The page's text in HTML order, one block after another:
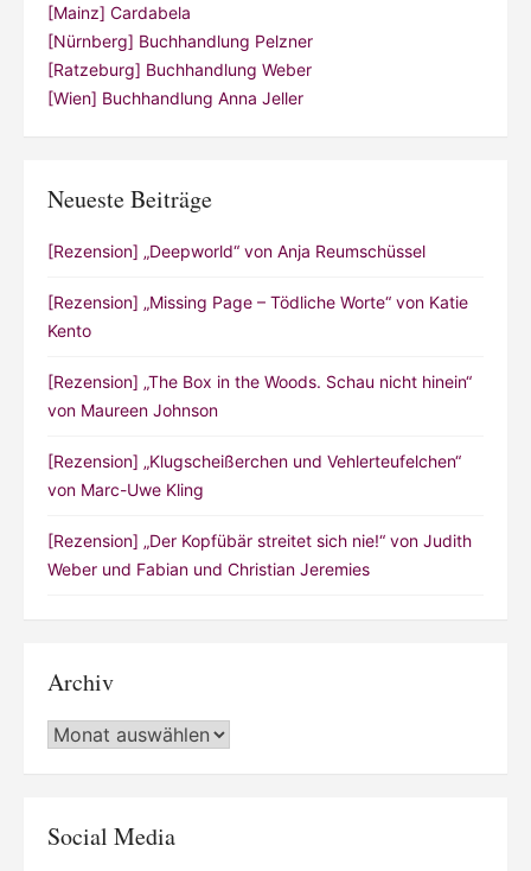
[Mainz] Cardabela
[Nürnberg] Buchhandlung Pelzner
[Ratzeburg] Buchhandlung Weber
[Wien] Buchhandlung Anna Jeller
Neueste Beiträge
[Rezension] „Deepworld“ von Anja Reumschüssel
[Rezension] „Missing Page – Tödliche Worte“ von Katie
Kento
[Rezension] „The Box in the Woods. Schau nicht hinein“
von Maureen Johnson
[Rezension] „Klugscheißerchen und Vehlerteufelchen“
von Marc-Uwe Kling
[Rezension] „Der Kopfübär streitet sich nie!“ von Judith
Weber und Fabian und Christian Jeremies
Archiv
Archiv
Social Media